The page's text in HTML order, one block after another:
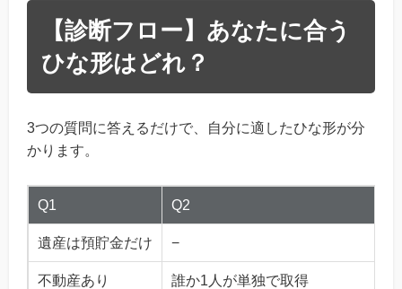
【診断フロー】あなたに合う
ひな形はどれ？
3つの質問に答えるだけで、自分に適したひな形が分
かります。
Q1 Q2
遺産は預貯金だけ −
不動産あり 誰か1人が単独で取得